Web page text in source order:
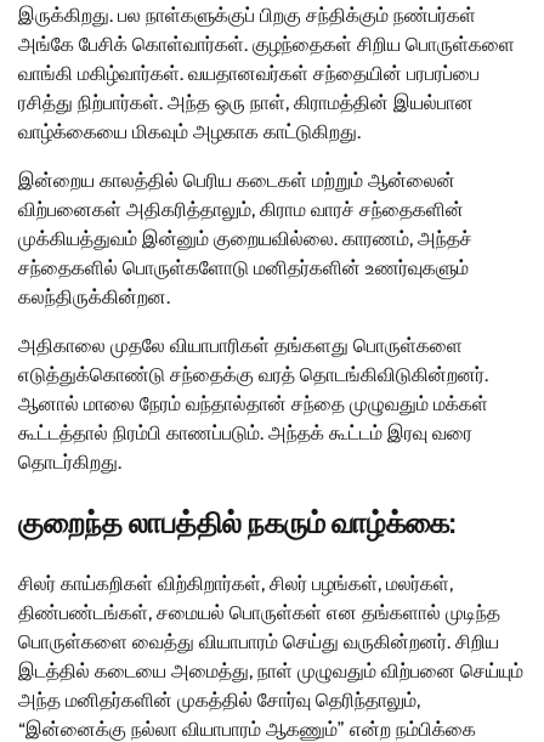
இருக்கிறது. பல நாள்களுக்குப் பிறகு சந்திக்கும் நண்பர்கள்
அங்கே பேசிக் கொள்வார்கள். குழந்தைகள் சிறிய பொருள்களை
வாங்கி மகிழ்வார்கள். வயதானவர்கள் சந்தையின் பரபரப்பை
ரசித்து நிற்பார்கள். அந்த ஒரு நாள், கிராமத்தின் இயல்பான
வாழ்க்கையை மிகவும் அழகாக காட்டுகிறது.
இன்றைய காலத்தில் பெரிய கடைகள் மற்றும் ஆன்லைன்
விற்பனைகள் அதிகரித்தாலும், கிராம வாரச் சந்தைகளின்
முக்கியத்துவம் இன்னும் குறையவில்லை. காரணம், அந்தச்
சந்தைகளில் பொருள்களோடு மனிதர்களின் உணர்வுகளும்
கலந்திருக்கின்றன.
அதிகாலை முதலே வியாபாரிகள் தங்களது பொருள்களை
எடுத்துக்கொண்டு சந்தைக்கு வரத் தொடங்கிவிடுகின்றனர்.
ஆனால் மாலை நேரம் வந்தால்தான் சந்தை முழுவதும் மக்கள்
கூட்டத்தால் நிரம்பி காணப்படும். அந்தக் கூட்டம் இரவு வரை
தொடர்கிறது.
குறைந்த லாபத்தில் நகரும் வாழ்க்கை:
சிலர் காய்கறிகள் விற்கிறார்கள், சிலர் பழங்கள், மலர்கள்,
திண்பண்டங்கள், சமையல் பொருள்கள் என தங்களால் முடிந்த
பொருள்களை வைத்து வியாபாரம் செய்து வருகின்றனர். சிறிய
இடத்தில் கடையை அமைத்து, நாள் முழுவதும் விற்பனை செய்யும்
அந்த மனிதர்களின் முகத்தில் சோர்வு தெரிந்தாலும்,
“இன்னைக்கு நல்லா வியாபாரம் ஆகணும்” என்ற நம்பிக்கை